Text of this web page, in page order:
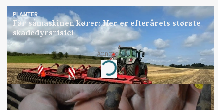
PLANTER
Før såmaskinen kører: Her er efterårets største
skadedyrsrisici
Annonce
Loading...